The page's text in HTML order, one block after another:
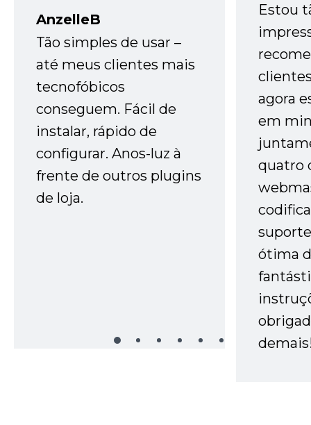
AnzelleB
Tão simples de usar –
até meus clientes mais
tecnofóbicos
conseguem. Fácil de
instalar, rápido de
configurar. Anos-luz à
frente de outros plugins
de loja.
Estou
agora
em
quatro
ótima